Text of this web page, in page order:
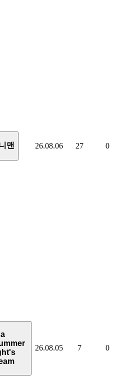
맨 26.08.06 27 0
a
26.08.05 7 0